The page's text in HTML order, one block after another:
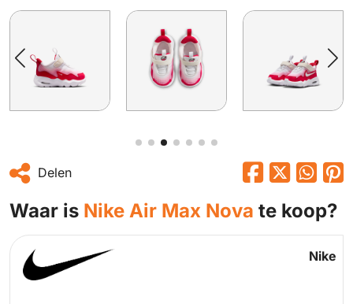
Delen
Waar is Nike Air Max Nova te koop?
Nike